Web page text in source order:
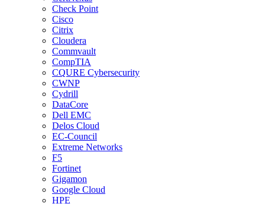
Check Point
Cisco
Citrix
Cloudera
Commvault
CompTIA
CQURE Cybersecurity
CWNP
Cydrill
DataCore
Dell EMC
Delos Cloud
EC-Council
Extreme Networks
F5
Fortinet
Gigamon
Google Cloud
HPE